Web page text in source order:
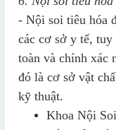
- Nội soi tiêu hóa
các cơ sở y tế,
toàn và chính xác
đó là cơ sở vật
kỹ thuật.
Khoa Nội